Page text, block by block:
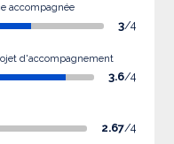
accompagnée
3/4
d'accompagnement
3.6/4
2.67/4